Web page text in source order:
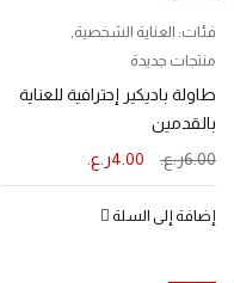
فئات: العناية الشخصية,
منتجات جديدة
طاولة باديكير إحترافية للعناية
بالقدمين
6.00ر.ع. 4.00ر.ع.
إضافة إلى السلة